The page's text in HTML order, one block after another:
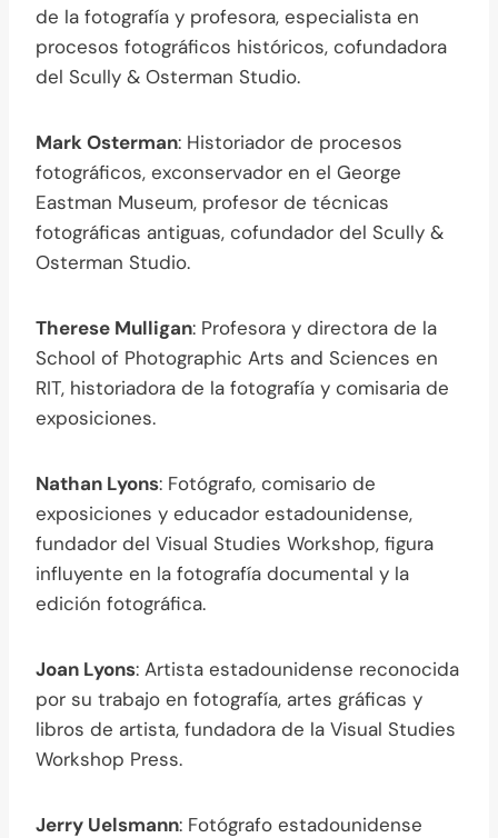
de la fotografía y profesora, especialista en
procesos fotográficos históricos, cofundadora
del Scully & Osterman Studio.
Mark Osterman: Historiador de procesos
fotográficos, exconservador en el George
Eastman Museum, profesor de técnicas
fotográficas antiguas, cofundador del Scully &
Osterman Studio.
Therese Mulligan: Profesora y directora de la
School of Photographic Arts and Sciences en
RIT, historiadora de la fotografía y comisaria de
exposiciones.
Nathan Lyons: Fotógrafo, comisario de
exposiciones y educador estadounidense,
fundador del Visual Studies Workshop, figura
influyente en la fotografía documental y la
edición fotográfica.
Joan Lyons: Artista estadounidense reconocida
por su trabajo en fotografía, artes gráficas y
libros de artista, fundadora de la Visual Studies
Workshop Press.
Jerry Uelsmann: Fotógrafo estadounidense